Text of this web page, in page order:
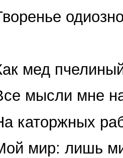
мед
мысли мне
каторжных
мир: лишь